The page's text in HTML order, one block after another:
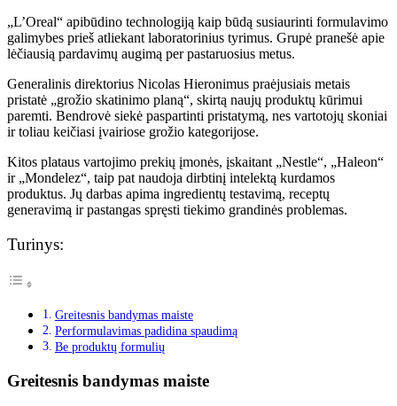
„L’Oreal“ apibūdino technologiją kaip būdą susiaurinti formulavimo
galimybes prieš atliekant laboratorinius tyrimus. Grupė pranešė apie
lėčiausią pardavimų augimą per pastaruosius metus.
Generalinis direktorius Nicolas Hieronimus praėjusiais metais
pristatė „grožio skatinimo planą“, skirtą naujų produktų kūrimui
paremti. Bendrovė siekė paspartinti pristatymą, nes vartotojų skoniai
ir toliau keičiasi įvairiose grožio kategorijose.
Kitos plataus vartojimo prekių įmonės, įskaitant „Nestle“, „Haleon“
ir „Mondelez“, taip pat naudoja dirbtinį intelektą kurdamos
produktus. Jų darbas apima ingredientų testavimą, receptų
generavimą ir pastangas spręsti tiekimo grandinės problemas.
Turinys:
Greitesnis bandymas maiste
Performulavimas padidina spaudimą
Be produktų formulių
Greitesnis bandymas maiste